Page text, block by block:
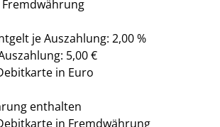
je Auszahlung: 2,00 %
5,00 €
in Euro
enthalten
in Fremdwährung